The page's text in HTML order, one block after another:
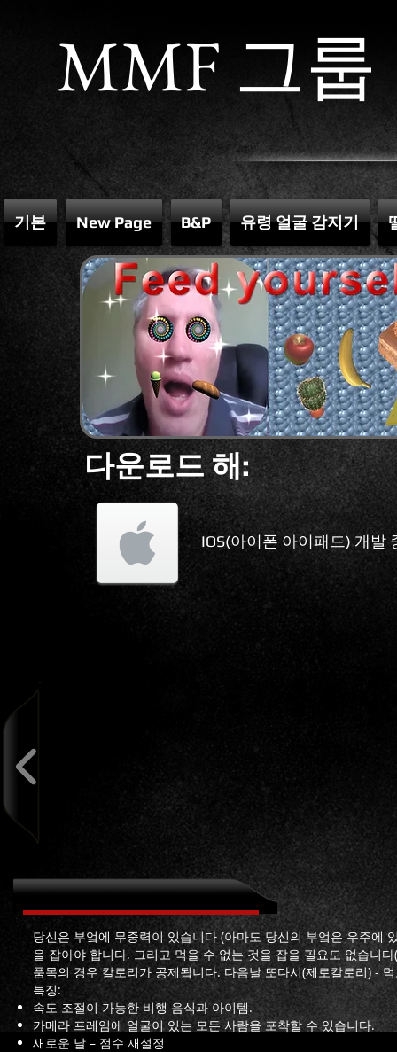
MMF 그룹
기본 New Page B&P 유령 얼굴 감지기
다운로드 해:
IOS(아이폰 아이패드) 개발
Feed yuorself 정보
당신은 부엌에 무중력이 있습니다 (아마도 당신의 부엌은 우주에
을 잡아야 합니다. 그리고 먹을 수 없는 것을 잡을 필요도 없습니
품목의 경우 칼로리가 공제됩니다. 다음날 또다시(제로칼로리) -
특징:
속도 조절이 가능한 비행 음식과 아이템.
카메라 프레임에 얼굴이 있는 모든 사람을 포착할 수 있습니다.
새로운 날 – 점수 재설정